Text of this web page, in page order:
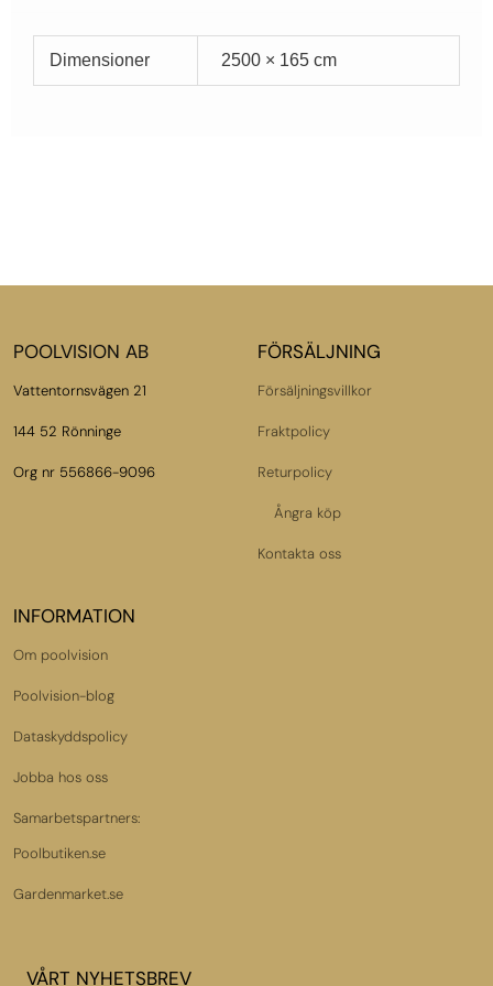
Dimensioner 2500 × 165 cm
POOLVISION AB
Vattentornsvägen 21
144 52 Rönninge
Org nr 556866-9096
FÖRSÄLJNING
Försäljningsvillkor
Fraktpolicy
Returpolicy
Ångra köp
Kontakta oss
INFORMATION
Om poolvision
Poolvision-blog
Dataskyddspolicy
Jobba hos oss
Samarbetspartners:
Poolbutiken.se
Gardenmarket.se
VÅRT NYHETSBREV